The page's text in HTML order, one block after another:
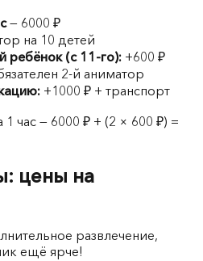
— 6000 ₽
на 10 детей
(с 11-го): +600 ₽
2-й аниматор
+1000 ₽ + транспорт
час — 6000 ₽ + (2 × 600 ₽) =
цены на
развлечение,
ещё ярче!